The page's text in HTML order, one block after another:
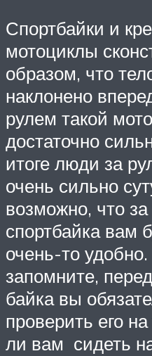
Спортбайки и
мотоциклы
образом, что
наклонено
рулем такой
достаточно
итоге люди за
очень сильно
возможно, что
спортбайка вам
очень-то
запомните,
байка вы
проверить его
ли вам сидеть